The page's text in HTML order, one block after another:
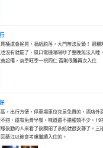
桶還會搖晃，牆紙脱落，大門無法反鎖！ 最
沒有就罷了，風口電機嗡嗡吵了整晚無法入睡
設備，淡季旺季一視同仁 否則很難再次入住
，出行方便，停車場車位充足免費的，酒店外
錯，還有免費早餐。味道還不錯種類不少。19
後勤的人來看了後關閉了系統就很安靜了。三
綦江以後會考慮繼續入住的。